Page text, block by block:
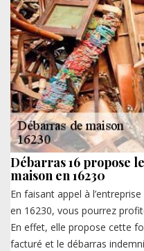
Débarras 16 propose
maison en 16230
En faisant appel à
en 16230, vous pourrez
En effet, elle propose cette
facturé et le débarras